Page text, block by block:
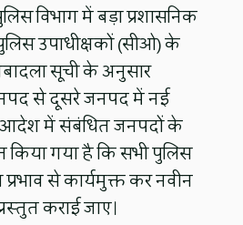
विभाग में बड़ा प्रशासनिक
उपाधीक्षकों (सीओ) के
सूची के अनुसार
से दूसरे जनपद में नई
आदेश में संबंधित जनपदों के
किया गया है कि सभी पुलिस
से कार्यमुक्त कर नवीन
कराई जाए।